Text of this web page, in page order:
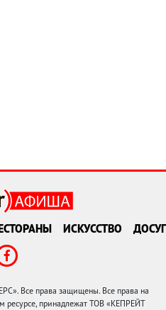
ИСКУССТВО ДОСУГ
Все права защищены. Все права на
ресурсе, принадлежат ТОВ «КЕПРЕЙТ